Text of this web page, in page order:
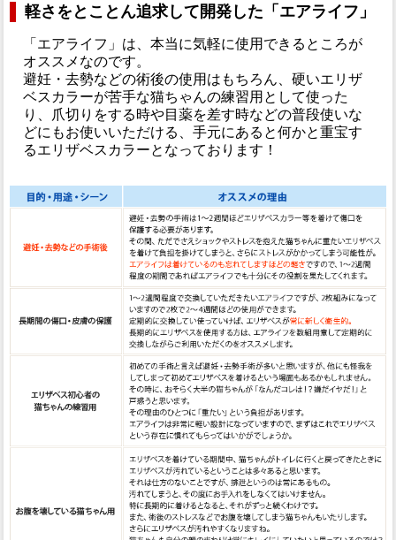
軽さをとことん追求して開発した「エアライフ」
「エアライフ」は、本当に気軽に使用できるところが
オススメなのです。
避妊・去勢などの術後の使用はもちろん、硬いエリザ
ベスカラーが苦手な猫ちゃんの練習用として使った
り、爪切りをする時や目薬を差す時などの普段使いな
どにもお使いいただける、手元にあると何かと重宝す
るエリザベスカラーとなっております！